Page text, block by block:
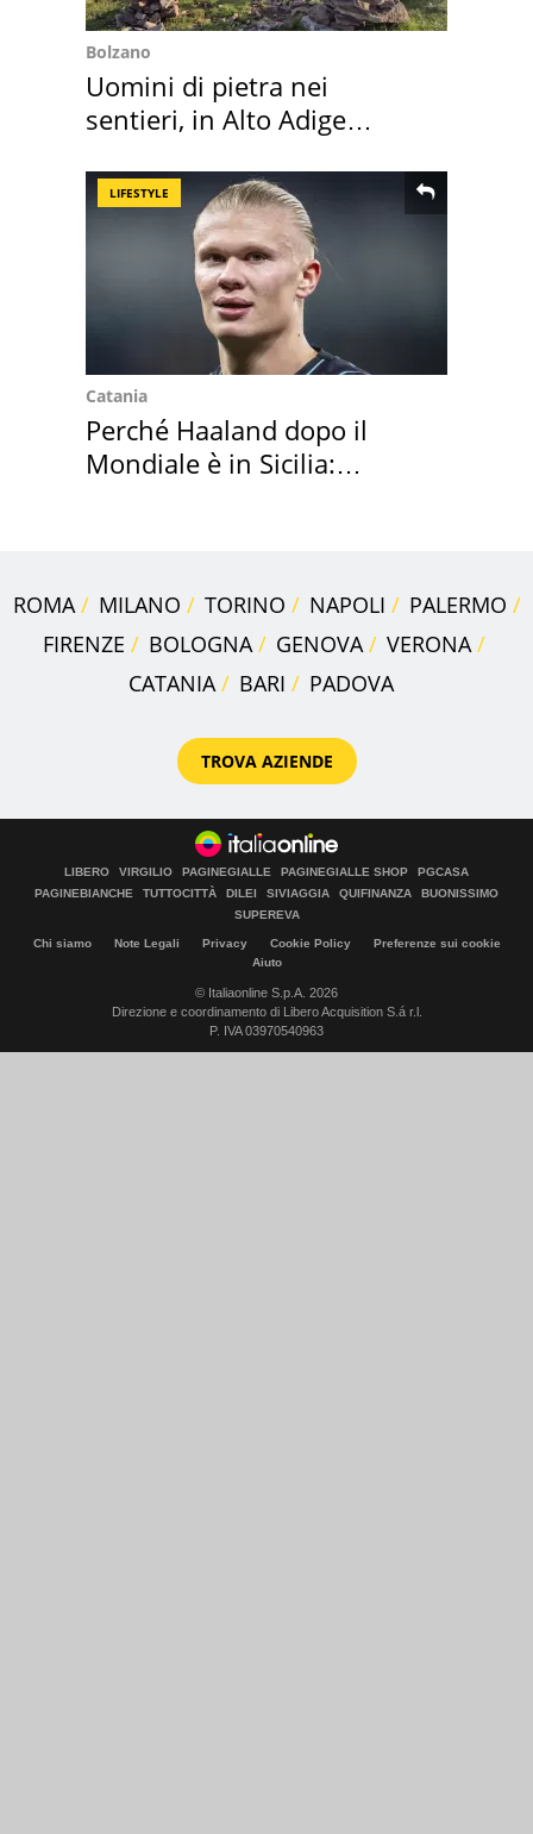
Bolzano
Uomini di pietra nei
sentieri, in Alto Adige
LIFESTYLE
Catania
Perché Haaland dopo il
Mondiale è in Sicilia:
ROMA MILANO TORINO NAPOLI
PALERMO
FIRENZE
BOLOGNA GENOVA
VERONA
CATANIA
BARI PADOVA
TROVA AZIENDE
LIBERO VIRGILIO PAGINEGIALLE PAGINEGIALLE SHOP
PGCASA
PAGINEBIANCHE
TUTTOCITTÀ DILEI SIVIAGGIA QUIFINANZA
BUONISSIMO
SUPEREVA
Chi siamo Note Legali Privacy Cookie Policy
Preferenze sui cookie
Aiuto
© Italiaonline S.p.A. 2026
Direzione e coordinamento di Libero Acquisition S.á r.l.
P. IVA 03970540963